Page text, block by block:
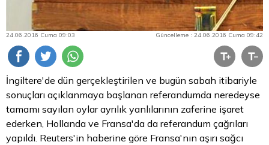
24.06.2016 Cuma 09:03 Güncelleme : 24.06.2016 Cuma 09:42
İngiltere'de dün gerçekleştirilen ve bugün sabah itibariyle
sonuçları açıklanmaya başlanan referandumda neredeyse
tamamı sayılan oylar ayrılık yanlılarının zaferine işaret
ederken, Hollanda ve Fransa'da da referandum çağrıları
yapıldı. Reuters'in haberine göre Fransa'nın aşırı sağcı